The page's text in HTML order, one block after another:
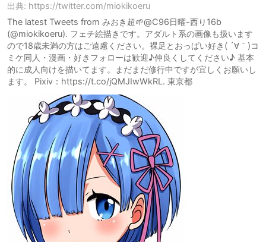
出典: https://twitter.com/miokikoeru
The latest Tweets from みおき超🌱@C96日曜-西り16b
(@miokikoeru). フェチ絵描きです。アダルト系の画像も扱います
ので18歳未満の方はご遠慮ください。裸足とおっぱい好き( ´∀｀)コ
ミケ同人・漫画・好きフォローは歓迎♪仲良くしてください♪ 基本
的に成人向けを描いてます。まだまだ修行中ですが宜しくお願いし
ます。 Pixiv：https://t.co/jQMJIwWkRL. 東京都